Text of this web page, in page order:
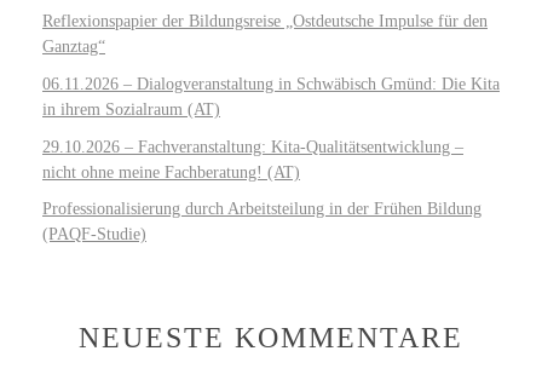
Reflexionspapier der Bildungsreise „Ostdeutsche Impulse für den
Ganztag“
06.11.2026 – Dialogveranstaltung in Schwäbisch Gmünd: Die Kita
in ihrem Sozialraum (AT)
29.10.2026 – Fachveranstaltung: Kita-Qualitätsentwicklung –
nicht ohne meine Fachberatung! (AT)
Professionalisierung durch Arbeitsteilung in der Frühen Bildung
(PAQF-Studie)
NEUESTE KOMMENTARE